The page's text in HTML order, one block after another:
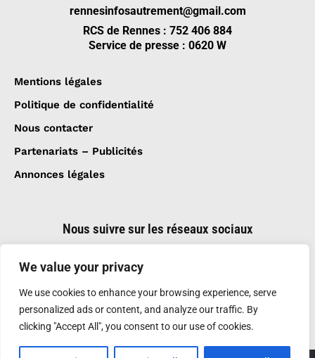
We value your privacy
We use cookies to enhance your browsing experience, serve
personalized ads or content, and analyze our traffic. By
clicking "Accept All", you consent to our use of cookies.
rennesinfosautrement@gmail.com
RCS de Rennes : 752 406 884
Service de presse : 0620 W
Mentions légales
Politique de confidentialité
Nous contacter
Partenariats – Publicités
Annonces légales
Nous suivre sur les réseaux sociaux